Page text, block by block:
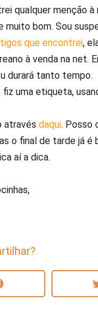
qualquer menção
muito bom. Sou
que encontrei,
à venda na net.
durará tanto tempo.
uma etiqueta,
através daqui. Posso
o final de tarde já é
aí a dica.